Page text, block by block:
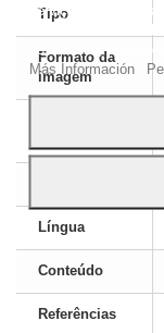
Tipo
Formato da
imagem
Língua
Conteúdo
Referências
serviços e mostrar
analisando seus
ao seu uso,
Más Información